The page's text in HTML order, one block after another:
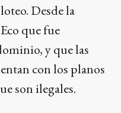
Desde la
que fue
y que las
con los planos
son ilegales.